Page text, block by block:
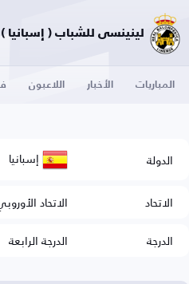
لينينسي للشباب ( إسبانيا )
المباريات الأخبار اللاعبون
الدولة إسبانيا
الاتحاد
الاتحاد
الدرجة
الدرجة الرابعة